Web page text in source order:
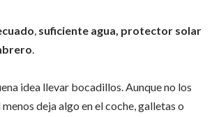
, suficiente agua, protector solar
.
idea llevar bocadillos. Aunque no los
deja algo en el coche, galletas o